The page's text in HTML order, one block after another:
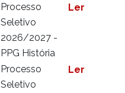
Processo
Seletivo
2026/2027 -
PPG História
Ler mais
Processo
Seletivo
Ler mais